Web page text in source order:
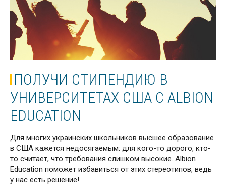
ПОЛУЧИ СТИПЕНДИЮ В
УНИВЕРСИТЕТАХ США С ALBION
EDUCATION
Для многих украинских школьников высшее образование
в США кажется недосягаемым: для кого-то дорого, кто-
то считает, что требования слишком высокие. Albion
Education поможет избавиться от этих стереотипов, ведь
у нас есть решение!